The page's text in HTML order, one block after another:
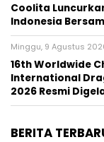
Coolita
Indonesia
Minggu, 9 Agustus
16th Worldwide
International
2026 Resmi
BERITA